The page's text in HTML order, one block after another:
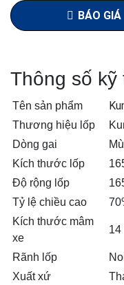
BÁO GIÁ
Thông số kỹ
Tên sản phẩm
Thương hiệu lốp
Dòng gai
Kích thước lốp
Độ rộng lốp
Tỷ lệ chiều cao
Kích thước mâm
xe
14
Rãnh lốp
Xuất xứ